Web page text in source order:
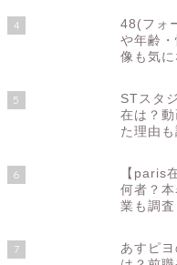
4
48(フォ
や年齢
像も気に
5
STスタ
在は？
た理由も
6
【paris
何者？
業も調査
7
あすピ